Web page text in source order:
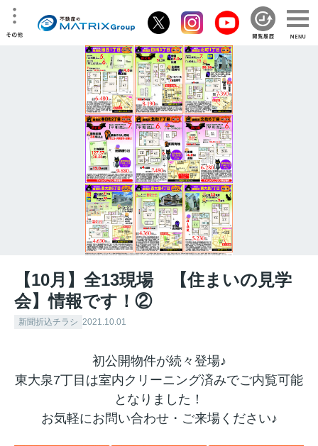
【10月】全13現場 【住まいの見学
会】情報です！②
新聞折込チラシ 2021.10.01
初公開物件が続々登場♪
東大泉7丁目は室内クリーニング済みでご内覧可能
となりました！
お気軽にお問い合わせ・ご来場ください♪